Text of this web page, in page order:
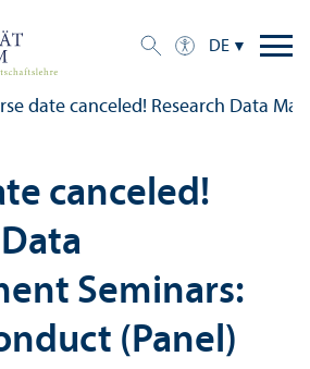
DE
date canceled! Research Data
canceled!
Seminars:
(Panel)